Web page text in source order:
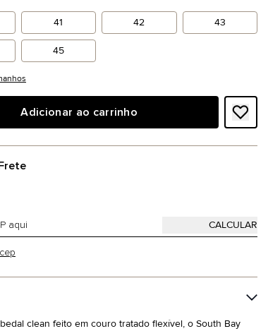
41 42 43
45
Adicionar ao carrinho
clean feito em couro tratado flexível, o South Bay